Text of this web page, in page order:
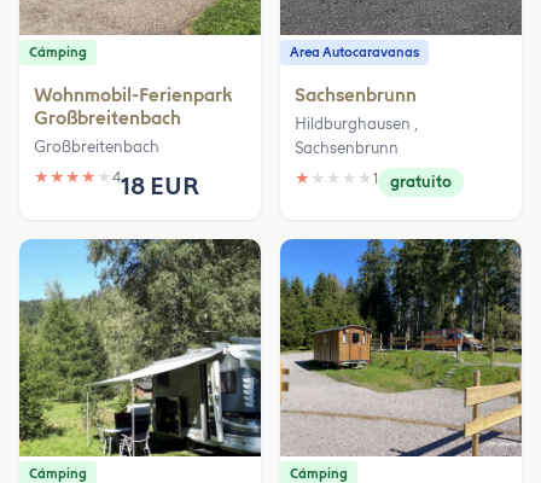
Cámping
Wohnmobil-Ferienpark
Großbreitenbach
Großbreitenbach
★ ★ ★ ★ ★ 418 EUR
Area Autocaravanas
Sachsenbrunn
Hildburghausen ,
Sachsenbrunn
★ ★ ★ ★ ★ 1 gratuito
Cámping Cámping